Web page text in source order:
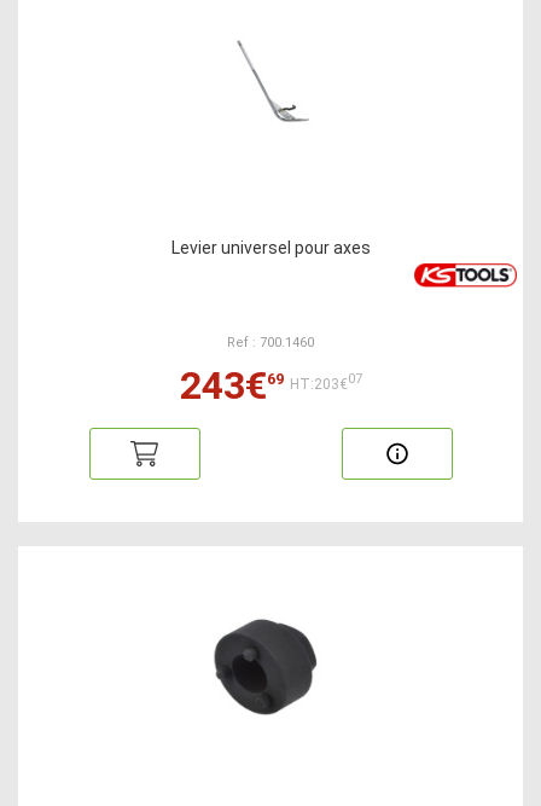
Levier universel pour axes
Ref : 700.1460
243€69 HT:203€07